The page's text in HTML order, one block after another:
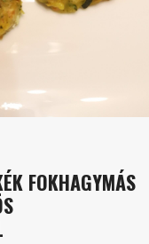
FOKHAGYMÁS